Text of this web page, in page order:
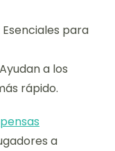
para
a los
rápido.
a